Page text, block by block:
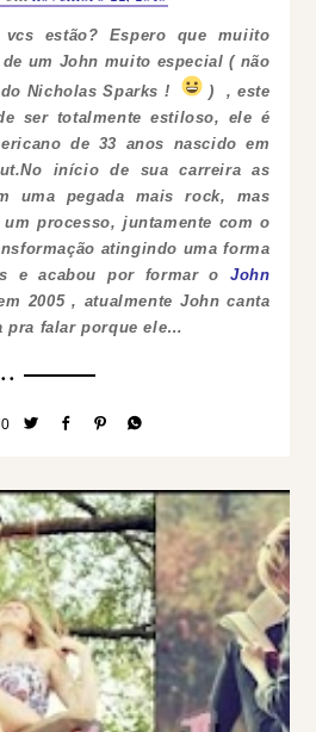
estão? Espero que muiito
um John muito especial ( não
do Nicholas Sparks !
) , este
ser totalmente estiloso, ele é
de 33 anos nascido em
início de sua carreira as
uma pegada maisrock, mas
processo, juntamente com o
atingindo uma forma
e acabou por formar oJohn
2005 , atualmente John canta
pra falar porque ele…
0